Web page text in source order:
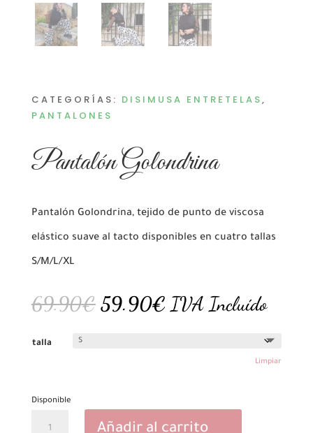
CATEGORÍAS: DISIMUSA ENTRETELAS,
PANTALONES
Pantalón Golondrina
Pantalón Golondrina, tejido de punto de viscosa
elástico suave al tacto disponibles en cuatro tallas
S/M/L/XL
69.90€ El
precio
59.90€El
precio
IVA Incluído
talla
Limpiar
Disponible
Añadir al carrito